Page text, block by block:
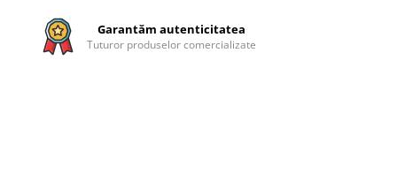
Garantăm autenticitatea
Tuturor produselor comercializate